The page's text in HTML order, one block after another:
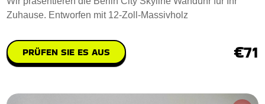
Zuhause. Entworfen mit 12-Zoll-Massivholz
PRÜFEN SIE ES AUS €71